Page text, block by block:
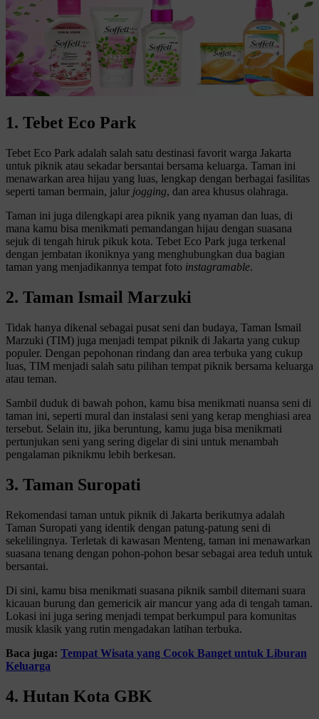
1. Tebet Eco Park
Tebet Eco Park adalah salah satu destinasi favorit warga Jakarta
untuk piknik atau sekadar bersantai bersama keluarga. Taman ini
menawarkan area hijau yang luas, lengkap dengan berbagai fasilitas
seperti taman bermain, jalur jogging, dan area khusus olahraga.
Taman ini juga dilengkapi area piknik yang nyaman dan luas, di
mana kamu bisa menikmati pemandangan hijau dengan suasana
sejuk di tengah hiruk pikuk kota. Tebet Eco Park juga terkenal
dengan jembatan ikoniknya yang menghubungkan dua bagian
taman yang menjadikannya tempat foto instagramable.
2. Taman Ismail Marzuki
Tidak hanya dikenal sebagai pusat seni dan budaya, Taman Ismail
Marzuki (TIM) juga menjadi tempat piknik di Jakarta yang cukup
populer. Dengan pepohonan rindang dan area terbuka yang cukup
luas, TIM menjadi salah satu pilihan tempat piknik bersama keluarga
atau teman.
Sambil duduk di bawah pohon, kamu bisa menikmati nuansa seni di
taman ini, seperti mural dan instalasi seni yang kerap menghiasi area
tersebut. Selain itu, jika beruntung, kamu juga bisa menikmati
pertunjukan seni yang sering digelar di sini untuk menambah
pengalaman piknikmu lebih berkesan.
3. Taman Suropati
Rekomendasi taman untuk piknik di Jakarta berikutnya adalah
Taman Suropati yang identik dengan patung-patung seni di
sekelilingnya. Terletak di kawasan Menteng, taman ini menawarkan
suasana tenang dengan pohon-pohon besar sebagai area teduh untuk
bersantai.
Di sini, kamu bisa menikmati suasana piknik sambil ditemani suara
kicauan burung dan gemericik air mancur yang ada di tengah taman.
Lokasi ini juga sering menjadi tempat berkumpul para komunitas
musik klasik yang rutin mengadakan latihan terbuka.
Baca juga: Tempat Wisata yang Cocok Banget untuk Liburan
Keluarga
4. Hutan Kota GBK